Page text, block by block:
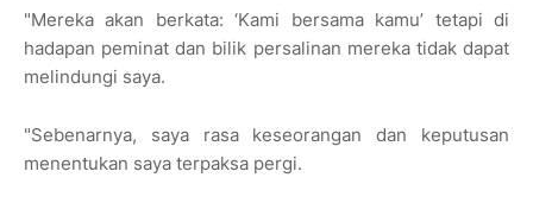
"Mereka akan berkata: ‘Kami bersama kamu’ tetapi di
hadapan peminat dan bilik persalinan mereka tidak dapat
melindungi saya.
"Sebenarnya, saya rasa keseorangan dan keputusan
menentukan saya terpaksa pergi.